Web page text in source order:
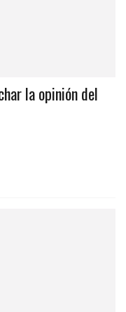
la opinión del